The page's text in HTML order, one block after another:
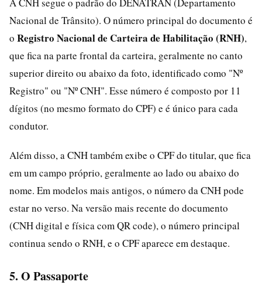
Nacional de Trânsito). O número principal do documento é
o Registro Nacional de Carteira de Habilitação (RNH),
que fica na parte frontal da carteira, geralmente no canto
superior direito ou abaixo da foto, identificado como "Nº
Registro" ou "Nº CNH". Esse número é composto por 11
dígitos (no mesmo formato do CPF) e é único para cada
condutor.
Além disso, a CNH também exibe o CPF do titular, que fica
em um campo próprio, geralmente ao lado ou abaixo do
nome. Em modelos mais antigos, o número da CNH pode
estar no verso. Na versão mais recente do documento
(CNH digital e física com QR code), o número principal
continua sendo o RNH, e o CPF aparece em destaque.
5. O Passaporte